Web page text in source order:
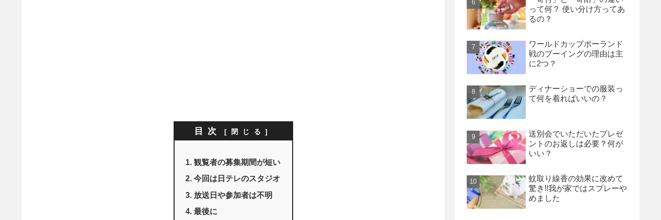
目次
観覧者の募集期間が短い
今回は日テレのスタジオ
放送日や参加者は不明
最後に
って何？ 使い分け方ってあ
るの？
ワールドカップポーランド
戦のブーイングの理由は主
に2つ？
ディナーショーでの服装っ
て何を着ればいいの？
送別会でいただいたプレゼ
ントのお返しは必要？何が
いい？
蚊取り線香の効果に改めて
驚き!!我が家ではスプレーや
めました